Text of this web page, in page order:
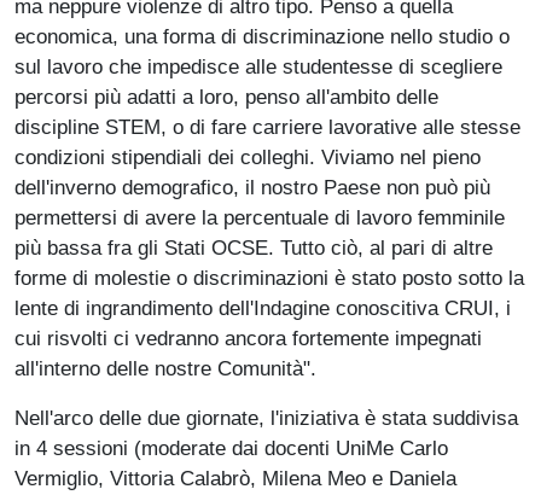
ma neppure violenze di altro tipo. Penso a quella
economica, una forma di discriminazione nello studio o
sul lavoro che impedisce alle studentesse di scegliere
percorsi più adatti a loro, penso all'ambito delle
discipline STEM, o di fare carriere lavorative alle stesse
condizioni stipendiali dei colleghi. Viviamo nel pieno
dell'inverno demografico, il nostro Paese non può più
permettersi di avere la percentuale di lavoro femminile
più bassa fra gli Stati OCSE. Tutto ciò, al pari di altre
forme di molestie o discriminazioni è stato posto sotto la
lente di ingrandimento dell'Indagine conoscitiva CRUI, i
cui risvolti ci vedranno ancora fortemente impegnati
all'interno delle nostre Comunità".
Nell'arco delle due giornate, l'iniziativa è stata suddivisa
in 4 sessioni (moderate dai docenti UniMe Carlo
Vermiglio, Vittoria Calabrò, Milena Meo e Daniela